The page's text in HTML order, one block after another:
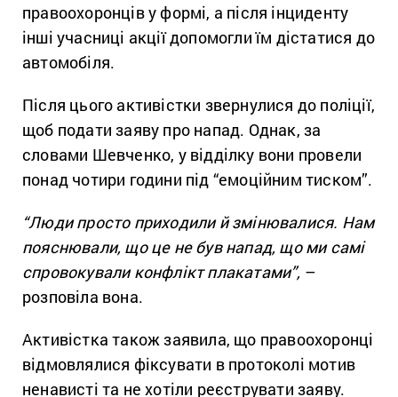
правоохоронців у формі, а після інциденту
інші учасниці акції допомогли їм дістатися до
автомобіля.
Після цього активістки звернулися до поліції,
щоб подати заяву про напад. Однак, за
словами Шевченко, у відділку вони провели
понад чотири години під “емоційним тиском”.
“Люди просто приходили й змінювалися. Нам
пояснювали, що це не був напад, що ми самі
спровокували конфлікт плакатами”, –
розповіла вона.
Активістка також заявила, що правоохоронці
відмовлялися фіксувати в протоколі мотив
ненависті та не хотіли реєструвати заяву.